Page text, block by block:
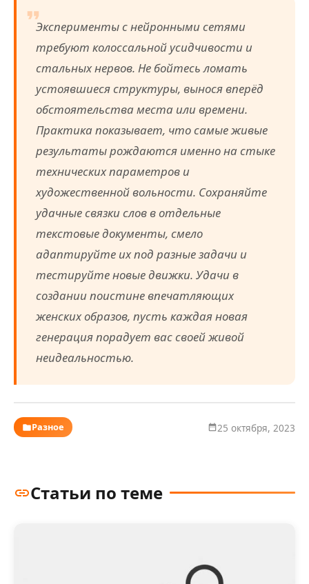
Эксперименты с нейронными сетями
требуют колоссальной усидчивости и
стальных нервов. Не бойтесь ломать
устоявшиеся структуры, вынося вперёд
обстоятельства места или времени.
Практика показывает, что самые живые
результаты рождаются именно на стыке
технических параметров и
художественной вольности. Сохраняйте
удачные связки слов в отдельные
текстовые документы, смело
адаптируйте их под разные задачи и
тестируйте новые движки. Удачи в
создании поистине впечатляющих
женских образов, пусть каждая новая
генерация порадует вас своей живой
неидеальностью.
Разное 25 октября, 2023
Статьи по теме